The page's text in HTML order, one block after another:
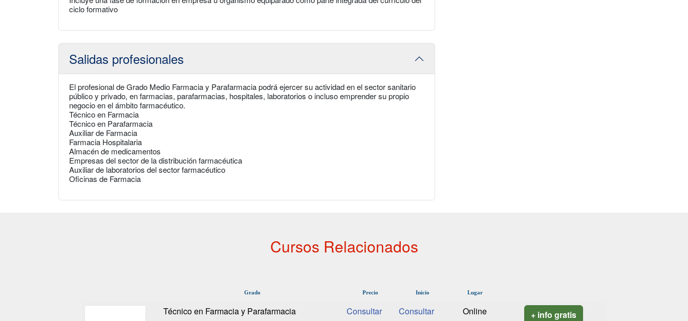
ciclo formativo
Salidas profesionales
El profesional de Grado Medio Farmacia y Parafarmacia podrá ejercer su actividad en el sector sanitario
público y privado, en farmacias, parafarmacias, hospitales, laboratorios o incluso emprender su propio
negocio en el ámbito farmacéutico.
Técnico en Farmacia
Técnico en Parafarmacia
Auxiliar de Farmacia
Farmacia Hospitalaria
Almacén de medicamentos
Empresas del sector de la distribución farmacéutica
Auxiliar de laboratorios del sector farmacéutico
Oficinas de Farmacia
Cursos Relacionados
Grado Precio Inicio Lugar
Técnico en Farmacia y Parafarmacia Online + info gratis